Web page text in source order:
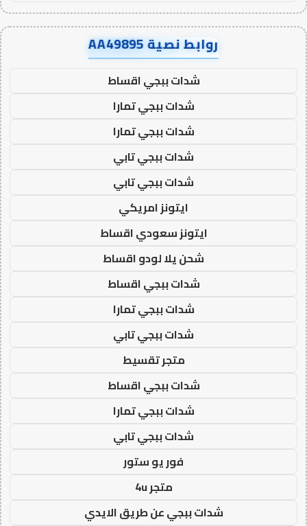
روابط نصية AA49895
شدات ببجي اقساط
شدات ببجي تمارا
شدات ببجي تمارا
شدات ببجي تابي
شدات ببجي تابي
ايتونز امريكي
ايتونز سعودي اقساط
شحن يلا لودو اقساط
شدات ببجي اقساط
شدات ببجي تمارا
شدات ببجي تابي
متجر تقسيط
شدات ببجي اقساط
شدات ببجي تمارا
شدات ببجي تابي
فور يو ستور
متجر 4u
شدات ببجي عن طريق الايدي